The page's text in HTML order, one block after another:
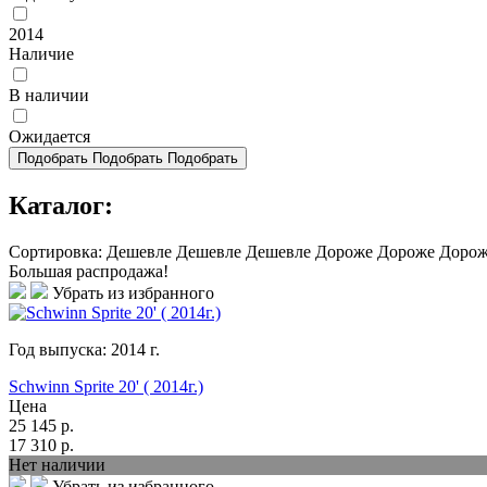
2014
Наличие
В наличии
Ожидается
Подобрать Подобрать Подобрать
Каталог:
Сортировка: Дешевле Дешевле Дешевле Дороже Дороже
Большая распродажа!
Убрать из избранного
Год выпуска: 2014 г.
Schwinn Sprite 20' ( 2014г.)
Цена
25 145 р.
17 310 р.
Нет наличии